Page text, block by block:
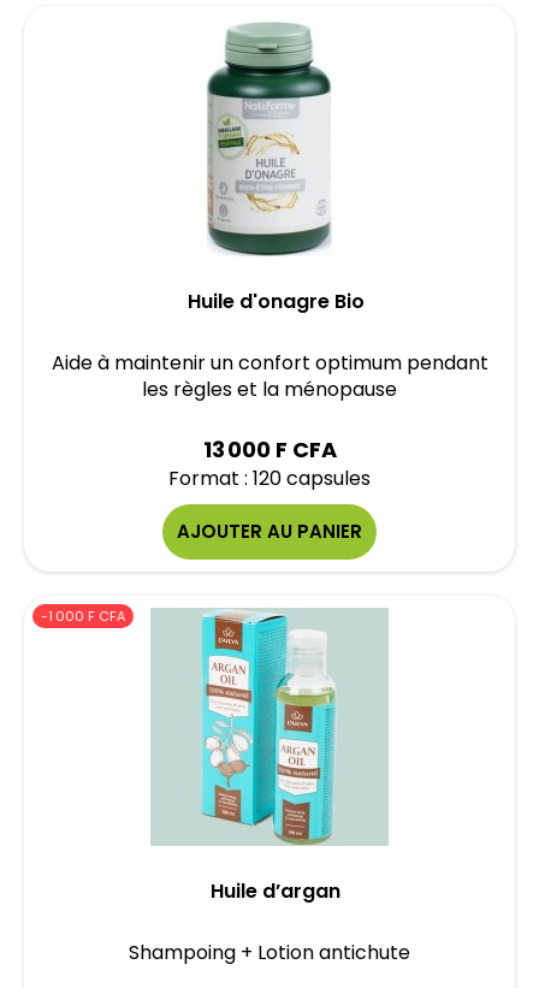
Huile d'onagre Bio
Aide à maintenir un confort optimum pendant
les règles et la ménopause
13 000 F CFA
Format : 120 capsules
AJOUTER AU PANIER
-1 000 F CFA
Huile d’argan
Shampoing + Lotion antichute